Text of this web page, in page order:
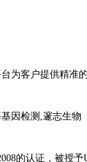
为客户提供精准
的认证，被授